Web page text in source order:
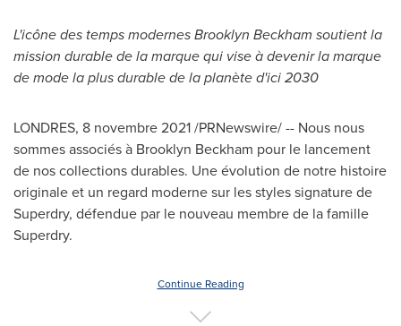
L'icône des temps modernes Brooklyn Beckham soutient la
mission durable de la marque qui vise à devenir la marque
de mode la plus durable de la planète d'ici 2030
LONDRES, 8 novembre 2021 /PRNewswire/ -- Nous nous
sommes associés à Brooklyn Beckham pour le lancement
de nos collections durables. Une évolution de notre histoire
originale et un regard moderne sur les styles signature de
Superdry, défendue par le nouveau membre de la famille
Superdry.
Continue Reading